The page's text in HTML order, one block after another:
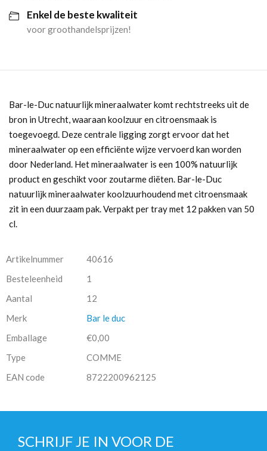
Enkel de beste kwaliteit
voor groothandelsprijzen!
Bar-le-Duc natuurlijk mineraalwater komt rechtstreeks uit de
bron in Utrecht, waaraan koolzuur en citroensmaak is
toegevoegd. Deze centrale ligging zorgt ervoor dat het
mineraalwater op een efficiënte wijze vervoerd kan worden
door Nederland. Het mineraalwater is een 100% natuurlijk
product en geschikt voor zoutarme diëten. Bar-le-Duc
natuurlijk mineraalwater koolzuurhoudend met citroensmaak
zit in een duurzaam pak. Verpakt per tray met 12 pakken van 50
cl.
Artikelnummer
40616
Besteleenheid
1
Aantal
12
Merk
Bar le duc
Emballage
€0,00
Type
COMME
EAN code
8722200962125
SCHRIJF JE IN VOOR DE